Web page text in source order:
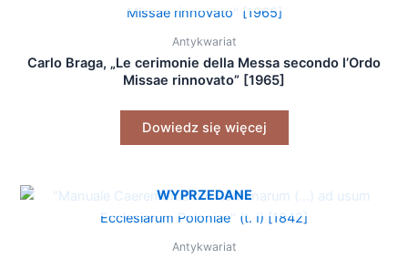
Antykwariat
Carlo Braga, „Le cerimonie della Messa secondo l’Ordo
Missae rinnovato” [1965]
Dowiedz się więcej
WYPRZEDANE
Antykwariat